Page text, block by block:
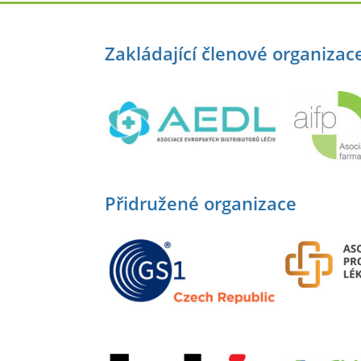
Zakládající členové
Přidružené organizace